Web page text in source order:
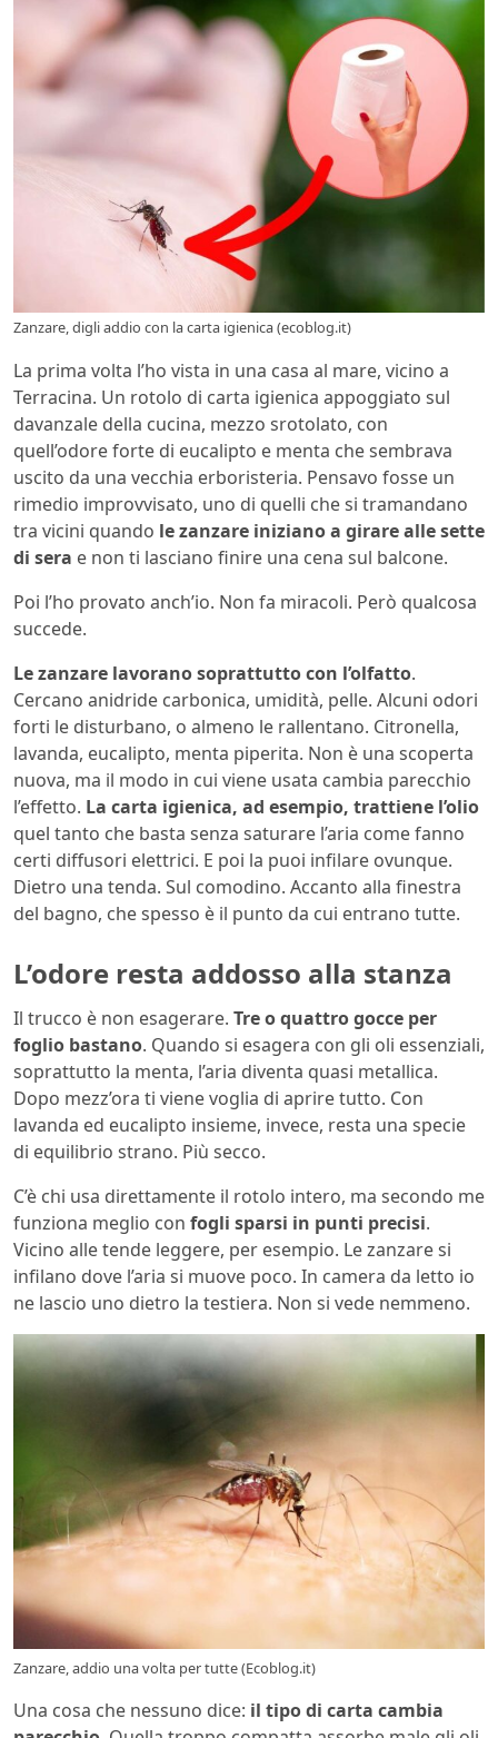
Zanzare, digli addio con la carta igienica (ecoblog.it)
La prima volta l’ho vista in una casa al mare, vicino a
Terracina. Un rotolo di carta igienica appoggiato sul
davanzale della cucina, mezzo srotolato, con
quell’odore forte di eucalipto e menta che sembrava
uscito da una vecchia erboristeria. Pensavo fosse un
rimedio improvvisato, uno di quelli che si tramandano
tra vicini quando le zanzare iniziano a girare alle sette
di sera e non ti lasciano finire una cena sul balcone.
Poi l’ho provato anch’io. Non fa miracoli. Però qualcosa
succede.
Le zanzare lavorano soprattutto con l’olfatto.
Cercano anidride carbonica, umidità, pelle. Alcuni odori
forti le disturbano, o almeno le rallentano. Citronella,
lavanda, eucalipto, menta piperita. Non è una scoperta
nuova, ma il modo in cui viene usata cambia parecchio
l’effetto. La carta igienica, ad esempio, trattiene l’olio
quel tanto che basta senza saturare l’aria come fanno
certi diffusori elettrici. E poi la puoi infilare ovunque.
Dietro una tenda. Sul comodino. Accanto alla finestra
del bagno, che spesso è il punto da cui entrano tutte.
L’odore resta addosso alla stanza
Il trucco è non esagerare. Tre o quattro gocce per
foglio bastano. Quando si esagera con gli oli essenziali,
soprattutto la menta, l’aria diventa quasi metallica.
Dopo mezz’ora ti viene voglia di aprire tutto. Con
lavanda ed eucalipto insieme, invece, resta una specie
di equilibrio strano. Più secco.
C’è chi usa direttamente il rotolo intero, ma secondo me
funziona meglio con fogli sparsi in punti precisi.
Vicino alle tende leggere, per esempio. Le zanzare si
infilano dove l’aria si muove poco. In camera da letto io
ne lascio uno dietro la testiera. Non si vede nemmeno.
Zanzare, addio una volta per tutte (Ecoblog.it)
Una cosa che nessuno dice: il tipo di carta cambia